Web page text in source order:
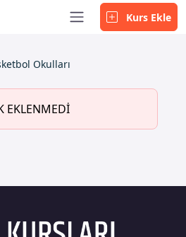
Kurs Ekle
Okulları
EKLENMEDİ